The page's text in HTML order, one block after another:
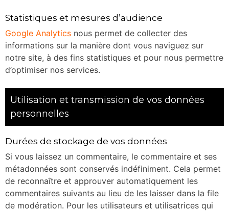
Statistiques et mesures d’audience
Google Analytics nous permet de collecter des
informations sur la manière dont vous naviguez sur
notre site, à des fins statistiques et pour nous permettre
d’optimiser nos services.
Utilisation et transmission de vos données
personnelles
Durées de stockage de vos données
Si vous laissez un commentaire, le commentaire et ses
métadonnées sont conservés indéfiniment. Cela permet
de reconnaître et approuver automatiquement les
commentaires suivants au lieu de les laisser dans la file
de modération. Pour les utilisateurs et utilisatrices qui